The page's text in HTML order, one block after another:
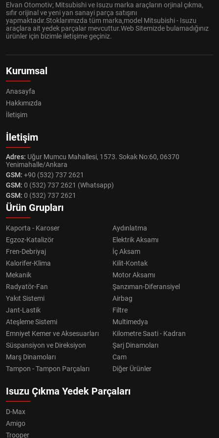
Elvan Otomotiv; Mitsubishi ve Isuzu marka araçların orjinal çıkma,
sıfır orijinal ve yeni yan sanayi parça satışını
yapmaktadır.Stoklarımızda tüm marka,model Mitsubishi - Isuzu
araçlara ait yedek parçalar mevcuttur.Web Sitemizde bulamadığınız
ürünler için bizimle iletişime geçiniz.
Kurumsal
Anasayfa
Hakkımızda
İletişim
İletişim
Adres: Uğur Mumcu Mahallesi, 1573. Sokak No:60, 06370
Yenimahalle/Ankara
GSM: +90 (532) 737 2621
GSM: 0 (532) 737 2621 (Whatsapp)
GSM: 0 (532) 737 2621
Ürün Grupları
Kaporta - Karoser
Aydınlatma
Egzoz-Katalizör
Elektrik Aksamı
Fren-Debriyaj
İç Aksam
Kalorifer-Klima
Kilit-Kontak
Mekanik
Motor Aksamı
Radyatör-Fan
Şanzıman-Diferansiyel
Yakıt Sistemi
Airbag
Jant-Lastik
Filtre
Ateşleme Sistemi
Multimedya
Emniyet Kemer ve Aksesuarları
Kilometre Saati - Kadran
Süspansiyon ve Direksiyon
Şarj Dinamoları
Marş Dinamoları
Cam
Tampon - Tampon Parçaları
Diğer Ürünler
Isuzu Çıkma Yedek Parçaları
D-Max
Amigo
Trooper